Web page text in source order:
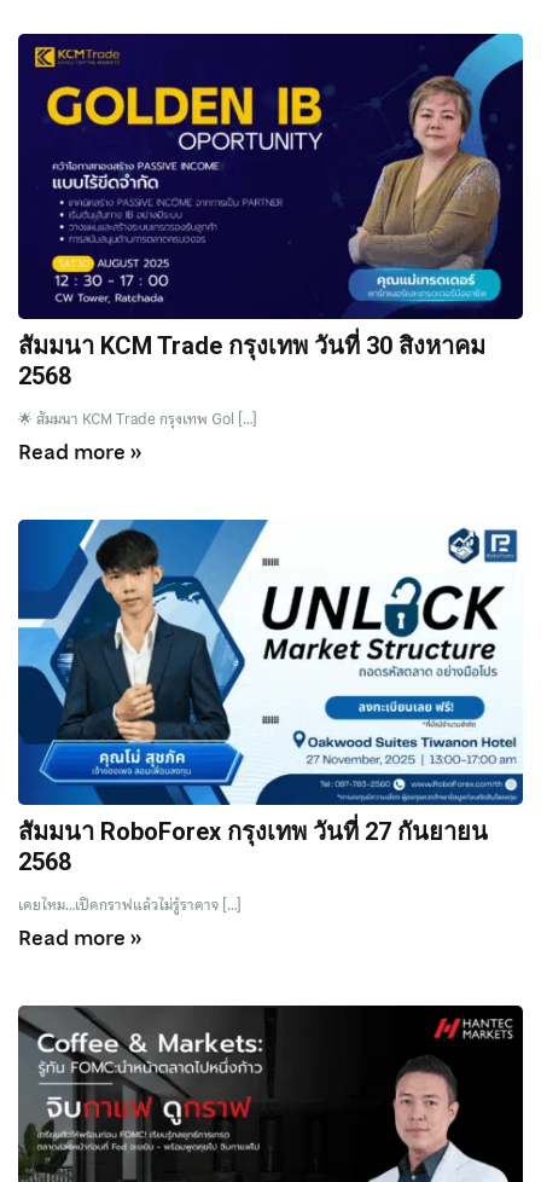
สัมมนา KCM Trade กรุงเทพ วันที่ 30 สิงหาคม
2568
🌟 สัมมนา KCM Trade กรุงเทพ Gol […]
Read more »
สัมมนา RoboForex กรุงเทพ วันที่ 27 กันยายน
2568
เคยไหม…เปิดกราฟแล้วไม่รู้ราคาจ […]
Read more »